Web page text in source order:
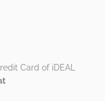
Card of iDEAL